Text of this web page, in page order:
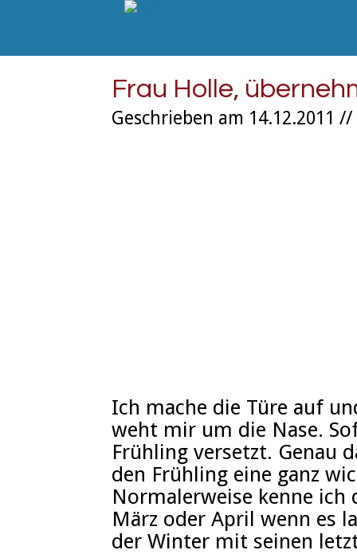
Frau Holle,
Geschrieben am 14.12.2011 //
Ich mache die Türe auf
weht mir um die Nase.
Frühling versetzt. Genau
den Frühling eine ganz
Normalerweise kenne
März oder April wenn es
der Winter mit seinen